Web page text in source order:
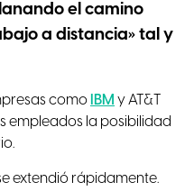
el camino
a distancia» tal y
como IBM y AT&T
empleados la posibilidad
extendió rápidamente.